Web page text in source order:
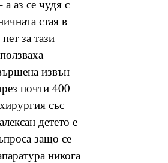
аз се чудя с
стая в
за тази
извън
почти 400
със
детето е
защо се
никога